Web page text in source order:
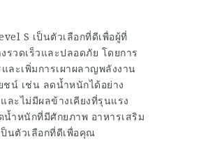
S เป็นตัวเลือกที่ดีเพื่อผู้ที่
รวดเร็วและปลอดภัย โดยการ
ละเพิ่มการเผาผลาญพลังงาน
น์ เช่น ลดน้ำหนักได้อย่าง
ละไม่มีผลข้างเคียงที่รุนแรง
ำหนักที่มีศักยภาพ อาหารเสริม
นตัวเลือกที่ดีเพื่อคุณ